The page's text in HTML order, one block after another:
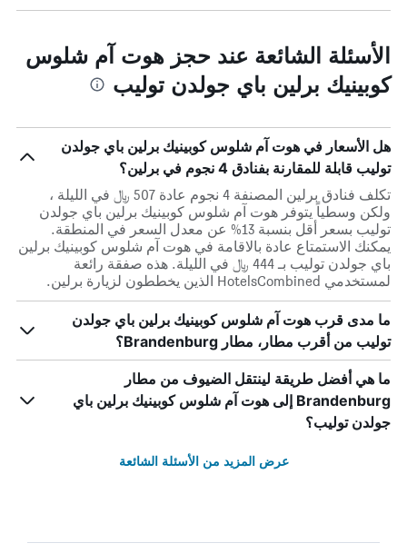
الأسئلة الشائعة عند حجز هوت آم شلوس
كوبينيك برلين باي جولدن توليب
هل الأسعار في هوت آم شلوس كوبينيك برلين باي جولدن
توليب قابلة للمقارنة بفنادق 4 نجوم في برلين؟
تكلف فنادق برلين المصنفة 4 نجوم عادة 507 ﷼ في الليلة ،
ولكن وسطياً يتوفر هوت آم شلوس كوبينيك برلين باي جولدن
توليب بسعر أقل بنسبة 13% عن معدل السعر في المنطقة.
يمكنك الاستمتاع عادة بالاقامة في هوت آم شلوس كوبينيك برلين
باي جولدن توليب بـ 444 ﷼ في الليلة. هذه صفقة رائعة
لمستخدمي HotelsCombined الذين يخططون لزيارة برلين.
ما مدى قرب هوت آم شلوس كوبينيك برلين باي جولدن
توليب من أقرب مطار، مطار Brandenburg؟
ما هي أفضل طريقة لينتقل الضيوف من مطار
Brandenburg إلى هوت آم شلوس كوبينيك برلين باي
جولدن توليب؟
عرض المزيد من الأسئلة الشائعة